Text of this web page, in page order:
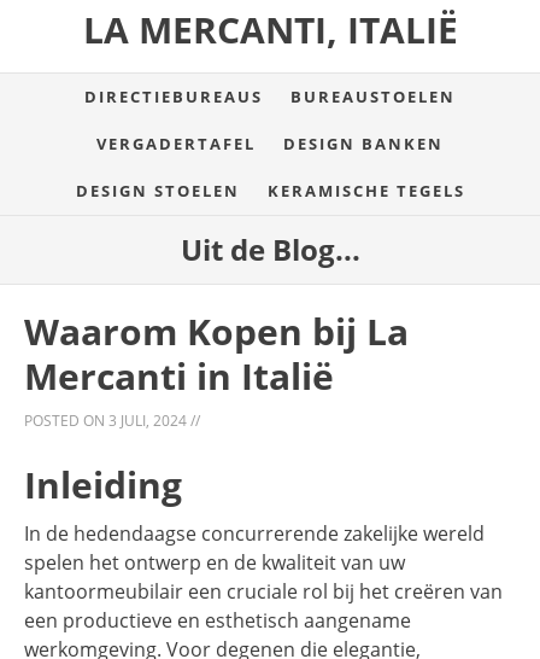
LA MERCANTI, ITALIË
DIRECTIEBUREAUS BUREAUSTOELEN
VERGADERTAFEL DESIGN BANKEN
DESIGN STOELEN KERAMISCHE TEGELS
Uit de Blog...
Waarom Kopen bij La
Mercanti in Italië
POSTED ON 3 JULI, 2024//
Inleiding
In de hedendaagse concurrerende zakelijke wereld
spelen het ontwerp en de kwaliteit van uw
kantoormeubilair een cruciale rol bij het creëren van
een productieve en esthetisch aangename
werkomgeving. Voor degenen die elegantie,